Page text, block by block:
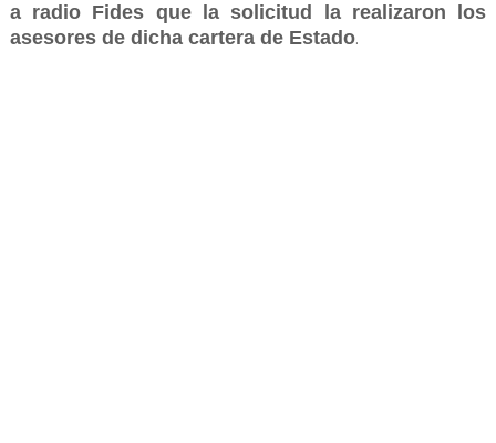
a radio Fides que la solicitud la realizaron los
asesores de dicha cartera de Estado.